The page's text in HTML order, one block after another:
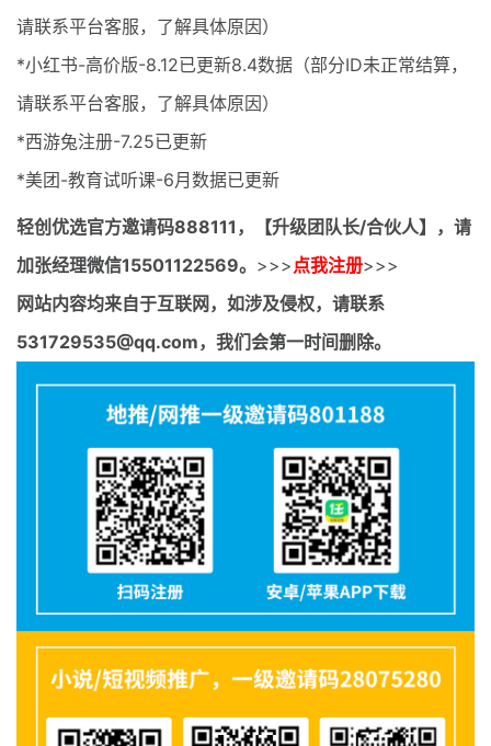
请联系平台客服，了解具体原因）
*小红书-高价版-8.12已更新8.4数据（部分ID未正常结算，
请联系平台客服，了解具体原因）
*西游兔注册-7.25已更新
*美团-教育试听课-6月数据已更新
轻创优选官方邀请码888111，【升级团队长/合伙人】，请
加张经理微信15501122569。 >>> 点我注册>>>
网站内容均来自于互联网，如涉及侵权，请联系
531729535@qq.com，我们会第一时间删除。